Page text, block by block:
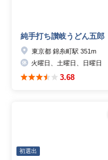
純手打ち讃岐うどん五郎
東京都 錦糸町駅 351m
火曜日、土曜日、日曜日
3.68
初選出